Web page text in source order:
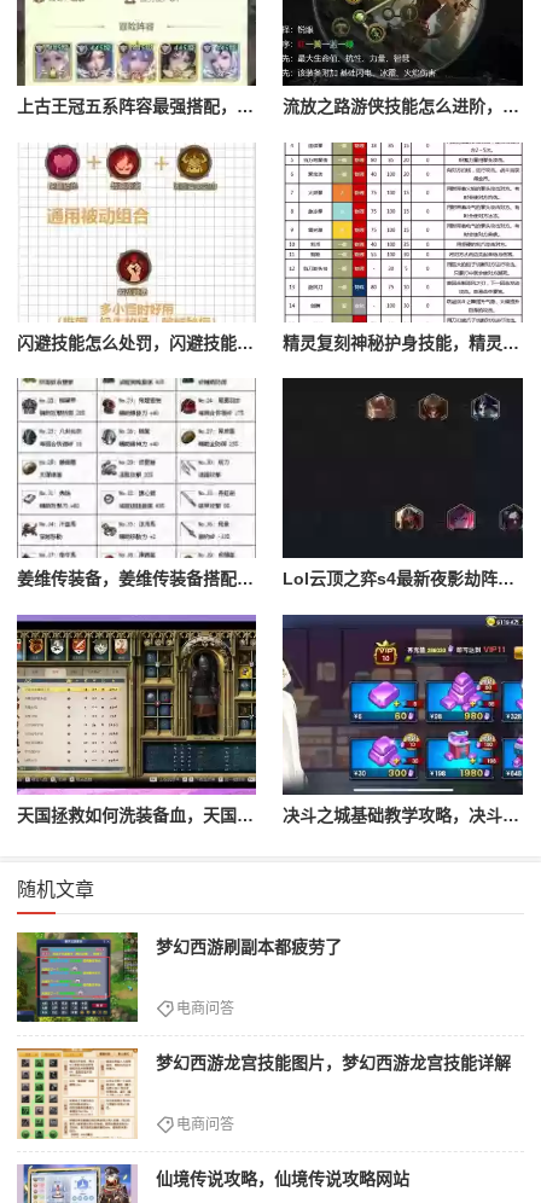
上古王冠五系阵容最强搭配，上古王冠五星排行 流放之路游侠技能怎么进阶，流放之路游侠技能怎么进阶的
闪避技能怎么处罚，闪避技能怎么处罚队友 精灵复刻神秘护身技能，精灵复刻攻略
姜维传装备，姜维传装备搭配一览表最新 Lol云顶之弈s4最新夜影劫阵容搭配，云顶之奕夜影劫阵容
天国拯救如何洗装备血，天国拯救怎么洗衣服 决斗之城基础教学攻略，决斗之城教学攻略2111
随机文章
梦幻西游刷副本都疲劳了
电商问答
梦幻西游龙宫技能图片，梦幻西游龙宫技能详解
电商问答
仙境传说攻略，仙境传说攻略网站